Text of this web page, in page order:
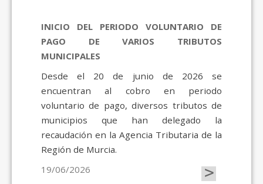
INICIO DEL PERIODO VOLUNTARIO DE
PAGO DE VARIOS TRIBUTOS
MUNICIPALES
Desde el 20 de junio de 2026 se
encuentran al cobro en periodo
voluntario de pago, diversos tributos de
municipios que han delegado la
recaudación en la Agencia Tributaria de la
Región de Murcia.
19/06/2026
>